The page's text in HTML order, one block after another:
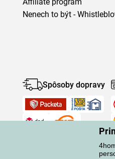
Nenech to být -
Spôsoby dopravy